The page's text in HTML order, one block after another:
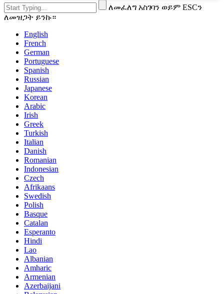
ለመፈለግ አስገባን ወይም ESCን
ለመዝጋት ይንኩ።
English
French
German
Portuguese
Spanish
Russian
Japanese
Korean
Arabic
Irish
Greek
Turkish
Italian
Danish
Romanian
Indonesian
Czech
Afrikaans
Swedish
Polish
Basque
Catalan
Esperanto
Hindi
Lao
Albanian
Amharic
Armenian
Azerbaijani